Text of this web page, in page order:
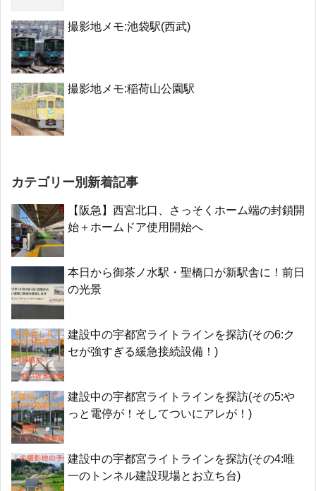
撮影地メモ:池袋駅(西武)
撮影地メモ:稲荷山公園駅
カテゴリー別新着記事
【阪急】西宮北口、さっそくホーム端の封鎖開
始＋ホームドア使用開始へ
本日から御茶ノ水駅・聖橋口が新駅舎に！前日
の光景
建設中の宇都宮ライトラインを探訪(その6:ク
セが強すぎる緩急接続設備！)
建設中の宇都宮ライトラインを探訪(その5:や
っと電停が！そしてついにアレが！)
建設中の宇都宮ライトラインを探訪(その4:唯
一のトンネル建設現場とお立ち台)